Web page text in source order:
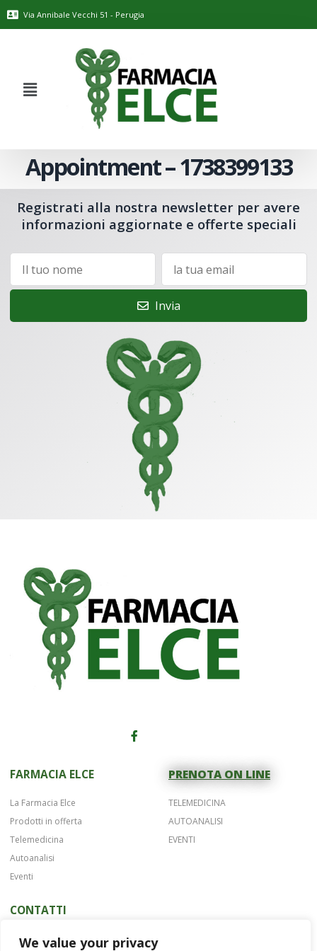
We value your privacy
Via Annibale Vecchi 51 - Perugia
Appointment – 1738399133
Registrati alla nostra newsletter per avere
informazioni aggiornate e offerte speciali
Invia
FARMACIA ELCE
La Farmacia Elce
Prodotti in offerta
Telemedicina
Autoanalisi
Eventi
PRENOTA ON LINE
TELEMEDICINA
AUTOANALISI
EVENTI
CONTATTI
Telefono 075 42622